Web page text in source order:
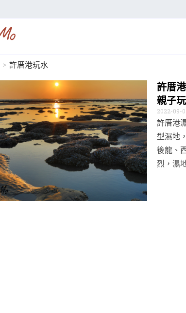
> 許厝港玩水
許厝
親子
2022-09-
許厝港
型濕地
後龍、
烈，濕